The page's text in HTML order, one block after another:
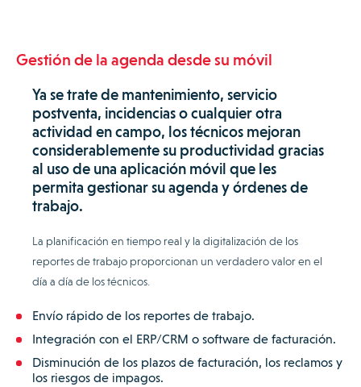
Gestión de la agenda desde su móvil
Ya se trate de mantenimiento, servicio
postventa, incidencias o cualquier otra
actividad en campo, los técnicos mejoran
considerablemente su productividad gracias
al uso de una aplicación móvil que les
permita gestionar su agenda y órdenes de
trabajo.
La planificación en tiempo real y la digitalización de los
reportes de trabajo proporcionan un verdadero valor en el
día a día de los técnicos.
Envío rápido de los reportes de trabajo.
Integración con el ERP/CRM o software de facturación.
Disminución de los plazos de facturación, los reclamos y
los riesgos de impagos.